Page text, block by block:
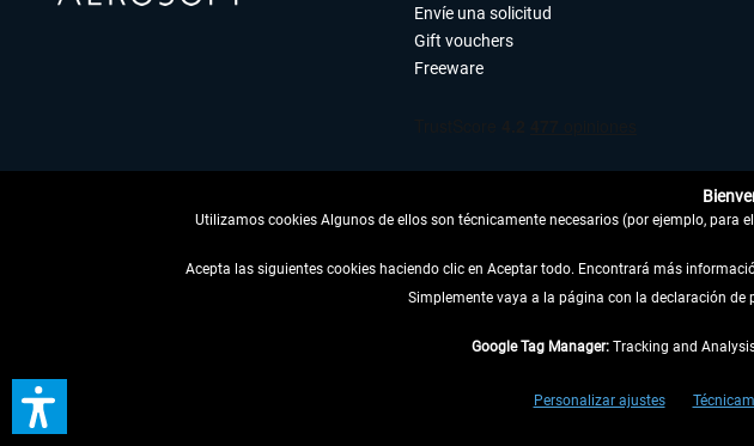
Envíe una solicitud
Gift vouchers
Freeware
DESISTIR DEL CONTRATO
** De aplicación a envíos dentro de Alemania. Los plazos
Utilizamos cookies Algunos de ellos son técnicamente necesarios (por ejemplo,
Acepta las siguientes cookies haciendo clic en Aceptar todo. Encontrará más
Simplemente vaya a la página con la declaración de
Google Tag Manager: Tracking and
Personalizar ajustes